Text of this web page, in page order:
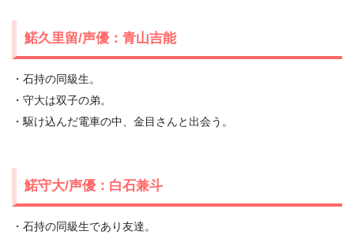
鰙久里留/声優：青山吉能
・石持の同級生。
・守大は双子の弟。
・駆け込んだ電車の中、金目さんと出会う。
鰙守大/声優：白石兼斗
・石持の同級生であり友達。